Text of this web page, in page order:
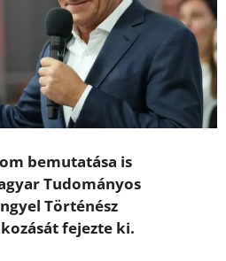
bemutatása is
Tudományos
Történész
fejezte ki.